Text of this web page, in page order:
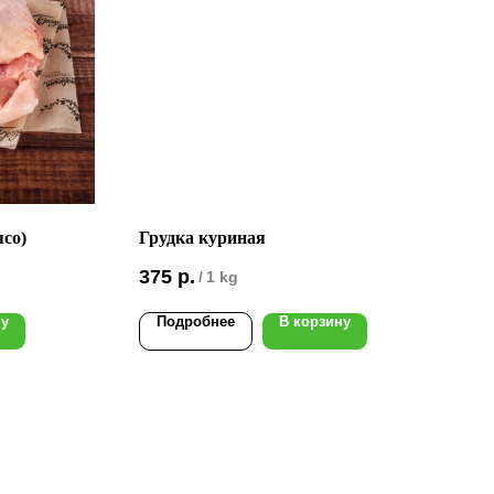
Грудка куриная
375 р. / 1 kg
Подробнее В корзину